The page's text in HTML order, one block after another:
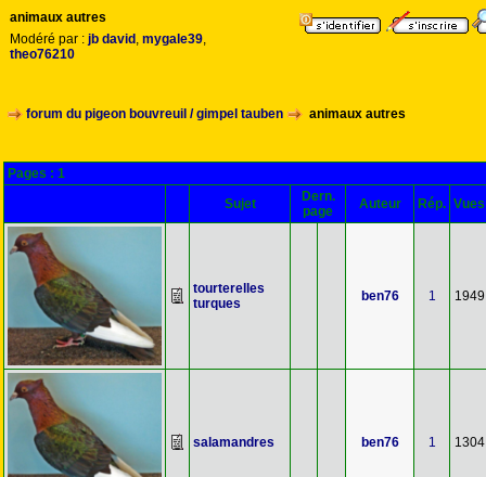
animaux autres
Modéré par : jb david , mygale39,
theo76210
forum du pigeon bouvreuil / gimpel tauben animaux autres
Pages : 1
Sujet
Dern.
page
Auteur Rép. Vues
tourterelles
turques
ben76 1 1949
salamandres ben76 1 1304